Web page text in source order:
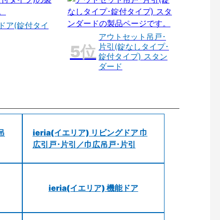
ア(錠付タイ
アウトセット吊戸･
片引(錠なしタイプ･
錠付タイプ) スタン
ダード
ieria(イエリア) リビングドア 巾
広引戸･片引／巾広吊戸･片引
ieria(イエリア) 機能ドア